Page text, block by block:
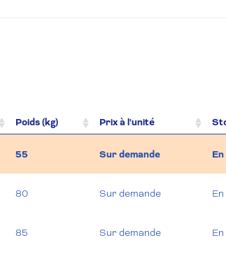
Poids (kg) Prix à l'unité
55 Sur demande
80 Sur demande
85 Sur demande